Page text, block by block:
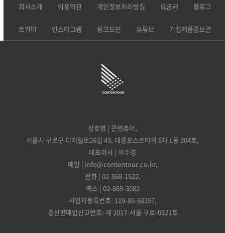
회사소개 이용약관 개인정보처리방침 요금제 블로그
트위터 인스타그램 링크드인 유튜브 기업제품홍보관
상호명 | 콘텐츄어,
서울시 구로구 디지털로26길 43, 대륭포스트타워 8차 L동 204호,
대표이사 | 이수경
메일 | info@contentour.co.kr,
전화 | 02-868-1522,
팩스 | 02-869-3082
사업자등록번호: 119-86-68157,
통신판매업신고번호: 제 2017-서울 구로-0321호